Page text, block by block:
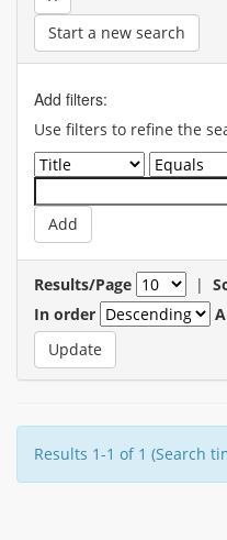
Start a new search
Add filters:
Use filters to refine the
Results/Page |
In order
Results 1-1 of 1 (Search